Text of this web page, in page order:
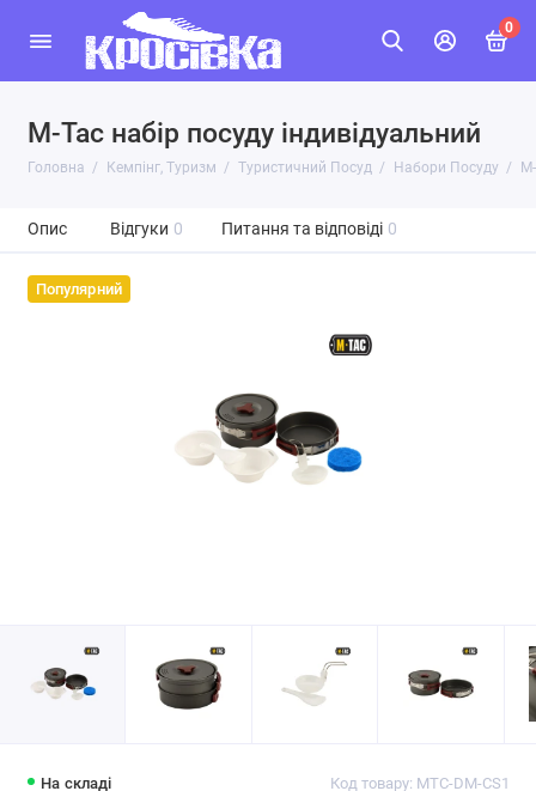
0
M-Tac набір посуду індивідуальний
Головна Кемпінг, Туризм Туристичний Посуд Набори Посуду
Опис Відгуки 0 Питання та відповіді 0
Популярний
На складі Код товару: MTC-DM-CS1